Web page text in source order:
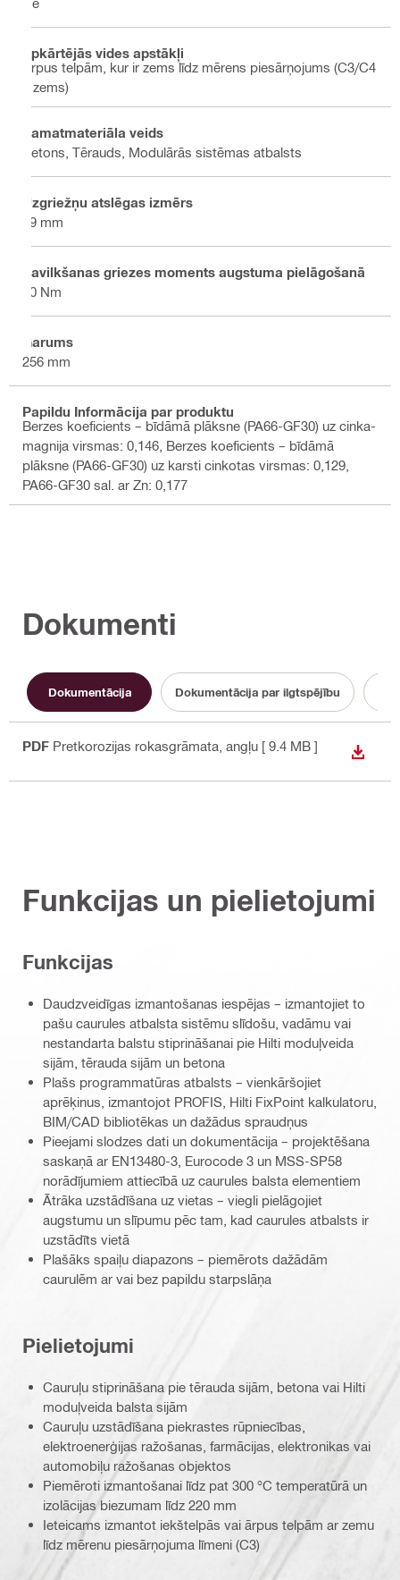
Apkārtējās vides apstākļi
Ārpus telpām, kur ir zems līdz mērens piesārņojums (C3/C4
– zems)
Pamatmateriāla veids
Betons, Tērauds, Modulārās sistēmas atbalsts
Uzgriežņu atslēgas izmērs
19 mm
Savilkšanas griezes moments augstuma pielāgošanā
50 Nm
Garums
256 mm
Papildu Informācija par produktu
Berzes koeficients – bīdāmā plāksne (PA66-GF30) uz cinka-
magnija virsmas: 0,146, Berzes koeficients – bīdāmā
plāksne (PA66-GF30) uz karsti cinkotas virsmas: 0,129,
PA66-GF30 sal. ar Zn: 0,177
Dokumenti
Dokumentācija Dokumentācija par ilgtspējību
PDF Pretkorozijas rokasgrāmata , angļu [ 9.4 MB ]
Funkcijas un pielietojumi
Funkcijas
Daudzveidīgas izmantošanas iespējas – izmantojiet to
pašu caurules atbalsta sistēmu slīdošu, vadāmu vai
nestandarta balstu stiprināšanai pie Hilti moduļveida
sijām, tērauda sijām un betona
Plašs programmatūras atbalsts – vienkāršojiet
aprēķinus, izmantojot PROFIS, Hilti FixPoint kalkulatoru,
BIM/CAD bibliotēkas un dažādus spraudņus
Pieejami slodzes dati un dokumentācija – projektēšana
saskaņā ar EN13480-3, Eurocode 3 un MSS-SP58
norādījumiem attiecībā uz caurules balsta elementiem
Ātrāka uzstādīšana uz vietas – viegli pielāgojiet
augstumu un slīpumu pēc tam, kad caurules atbalsts ir
uzstādīts vietā
Plašāks spaiļu diapazons – piemērots dažādām
caurulēm ar vai bez papildu starpslāņa
Pielietojumi
Cauruļu stiprināšana pie tērauda sijām, betona vai Hilti
moduļveida balsta sijām
Cauruļu uzstādīšana piekrastes rūpniecības,
elektroenerģijas ražošanas, farmācijas, elektronikas vai
automobiļu ražošanas objektos
Piemēroti izmantošanai līdz pat 300 °C temperatūrā un
izolācijas biezumam līdz 220 mm
Ieteicams izmantot iekštelpās vai ārpus telpām ar zemu
līdz mērenu piesārņojuma līmeni (C3)